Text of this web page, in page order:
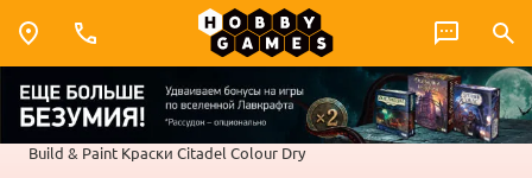
Build & Paint Краски Citadel Colour Dry